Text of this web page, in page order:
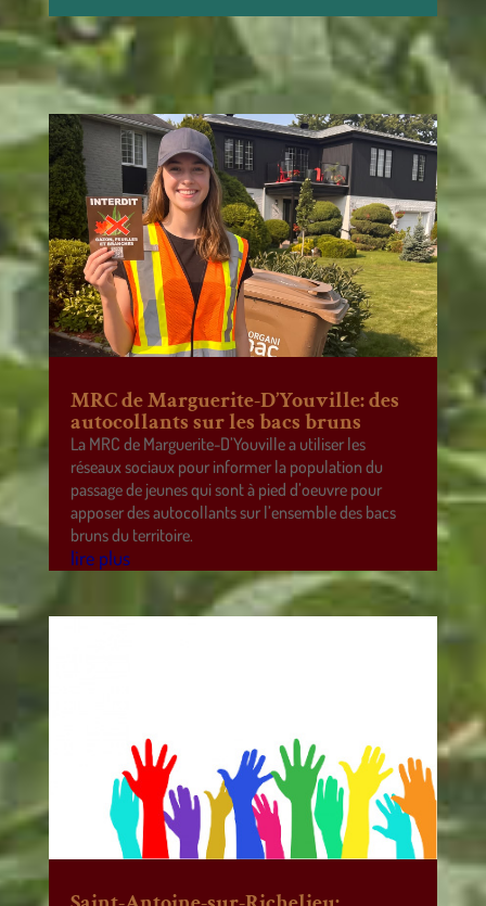
MRC de Marguerite-D’Youville: des
autocollants sur les bacs bruns
La MRC de Marguerite-D’Youville a utiliser les
réseaux sociaux pour informer la population du
passage de jeunes qui sont à pied d’oeuvre pour
apposer des autocollants sur l’ensemble des bacs
bruns du territoire.
lire plus